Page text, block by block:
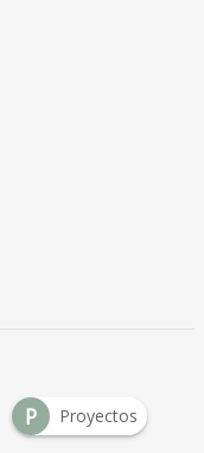
P Proyectos